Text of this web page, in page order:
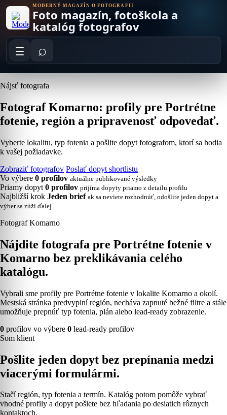
content
MODERNÝ MAGAZÍN O FOTOGRAFII
Foto magazín, fotoškola a
katalóg fotografov
⌕
Nájsť fotografa
Fotograf Komarno: profily pre Portrétne
fotenie, región a pripravenosť odpovedať.
Vyberte lokalitu, typ fotenia a pošlite dopyt fotografom, ktorí sa hodia
k vašej požiadavke.
Zobraziť fotografov Poslať dopyt shortlistu
Vo výbere 0 profilov aktuálne publikované výsledky
Priamy dopyt 0 profilov prijíma dopyty priamo z detailu profilu
Najbližší krok Jeden brief ak sa neviete rozhodnúť, odošlite jeden dopyt a
výber sa zúži ďalej
Fotograf Komarno
Nájdite fotografa pre Portrétne fotenie v
Komarno bez preklikávania celého
katalógu.
Vybrali sme profily pre Portrétne fotenie v lokalite Komarno a okolí.
Mestská stránka predvyplní región, necháva zapnuté bežné filtre a stále
umožňuje prepnúť typ fotenia, plán alebo lead-ready zobrazenie.
0 profilov vo výbere 0 lead-ready profilov
Som klient
Pošlite jeden dopyt bez prepínania medzi
viacerými formulármi.
Stačí región, typ fotenia a termín. Katalóg potom pomôže vybrať
vhodné profily a dopyt pošlete bez hľadania po desiatich rôznych
kontaktoch.